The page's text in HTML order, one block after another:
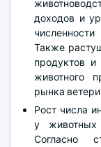
доходов и
Также
продуктов и
животного
рынка
Рост числа
у животных
Согласно